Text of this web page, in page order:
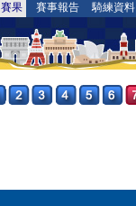
賽果 賽事報告 騎練資料